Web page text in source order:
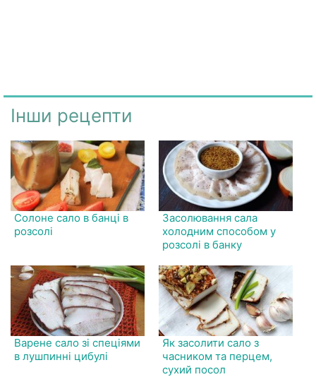
Інши рецепти
Солоне сало в банці в
розсолі
Засолювання сала
холодним способом у
розсолі в банку
Варене сало зі спеціями
в лушпинні цибулі
Як засолити сало з
часником та перцем,
сухий посол